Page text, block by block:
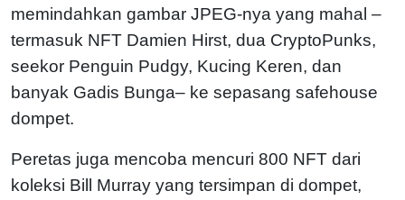
memindahkan gambar JPEG-nya yang mahal –
termasuk NFT Damien Hirst, dua CryptoPunks,
seekor Penguin Pudgy, Kucing Keren, dan
banyak Gadis Bunga– ke sepasang safehouse
dompet.
Peretas juga mencoba mencuri 800 NFT dari
koleksi Bill Murray yang tersimpan di dompet,